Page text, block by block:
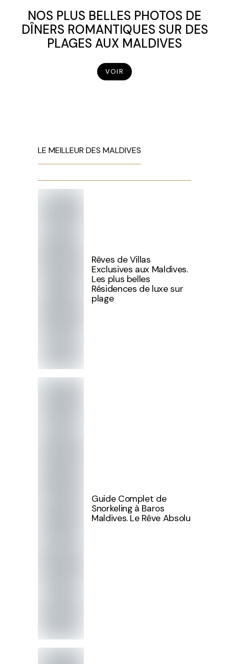
NOS PLUS BELLES PHOTOS DE
DÎNERS ROMANTIQUES SUR DES
PLAGES AUX MALDIVES
VOIR
LE MEILLEUR DES MALDIVES
Rêves de Villas
Exclusives aux Maldives.
Les plus belles
Résidences de luxe sur
plage
Guide Complet de
Snorkeling à Baros
Maldives. Le Rêve Absolu